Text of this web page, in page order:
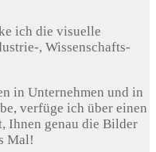
ich die visuelle
, Wissenschafts-
in Unternehmen und in
verfüge ich über einen
Ihnen genau die Bilder
Mal!